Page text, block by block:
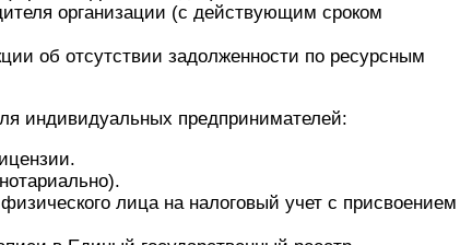
организации (с действующим сроком
об отсутствии задолженности по ресурсным
индивидуальных предпринимателей:
лица на налоговый учет с присвоением